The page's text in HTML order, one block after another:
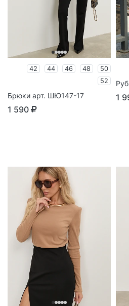
42 44 46 48
50
52
Брюки арт. ШЮ147-17
1 590
1